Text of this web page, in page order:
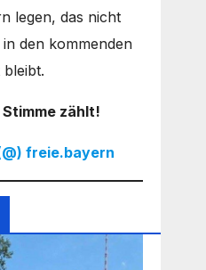
legen, das nicht
den kommenden
zählt!
freie.bayern